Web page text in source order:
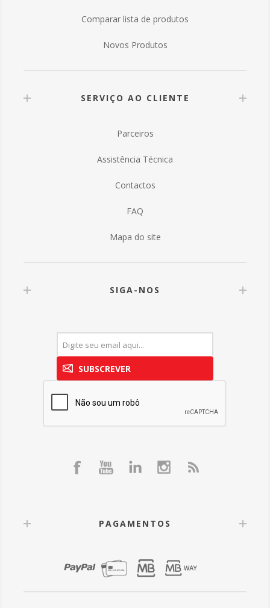
Comparar lista de produtos
Novos Produtos
SERVIÇO AO CLIENTE
Parceiros
Assistência Técnica
Contactos
FAQ
Mapa do site
SIGA-NOS
SUBSCREVER
PAGAMENTOS